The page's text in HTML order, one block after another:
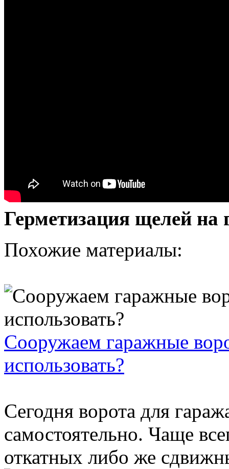
Герметизация щелей на
Похожие материалы:
Сооружаем гаражные
использовать?
Сегодня ворота для
самостоятельно. Чаще
откатных либо же